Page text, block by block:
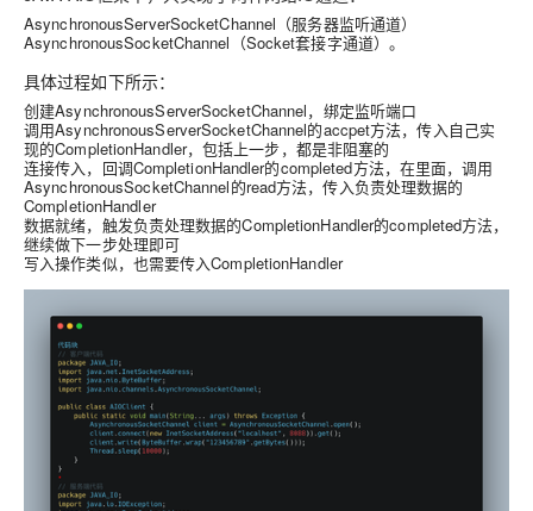
AsynchronousServerSocketChannel（服务器监听通道）
AsynchronousSocketChannel（Socket套接字通道）。
具体过程如下所示：
创建AsynchronousServerSocketChannel，绑定监听端口
调用AsynchronousServerSocketChannel的accpet方法，传入自己实
现的CompletionHandler，包括上一步，都是非阻塞的
连接传入，回调CompletionHandler的completed方法，在里面，调用
AsynchronousSocketChannel的read方法，传入负责处理数据的
CompletionHandler
数据就绪，触发负责处理数据的CompletionHandler的completed方法，
继续做下一步处理即可
写入操作类似，也需要传入CompletionHandler